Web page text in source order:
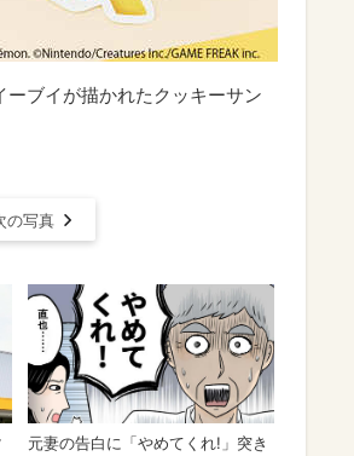
ーブイが描かれたクッキーサン
の写真